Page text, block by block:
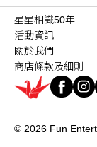
星星相識50年
活動資訊
關於我們
商店條款及細則
© 2026 Fun